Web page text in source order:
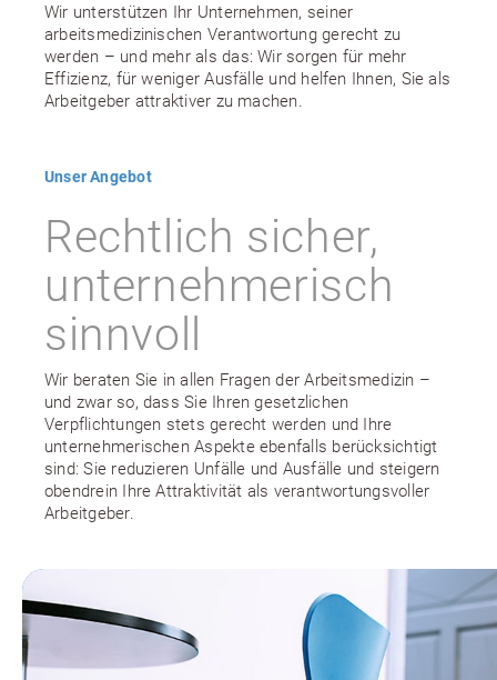
Wir unterstützen Ihr Unternehmen, seiner
arbeitsmedizinischen Verantwortung gerecht zu
werden – und mehr als das: Wir sorgen für mehr
Effizienz, für weniger Ausfälle und helfen Ihnen, Sie als
Arbeitgeber attraktiver zu machen.
Unser Angebot
Rechtlich sicher,
unternehmerisch
sinnvoll
Wir beraten Sie in allen Fragen der Arbeitsmedizin –
und zwar so, dass Sie Ihren gesetzlichen
Verpflichtungen stets gerecht werden und Ihre
unternehmerischen Aspekte ebenfalls berücksichtigt
sind: Sie reduzieren Unfälle und Ausfälle und steigern
obendrein Ihre Attraktivität als verantwortungsvoller
Arbeitgeber.